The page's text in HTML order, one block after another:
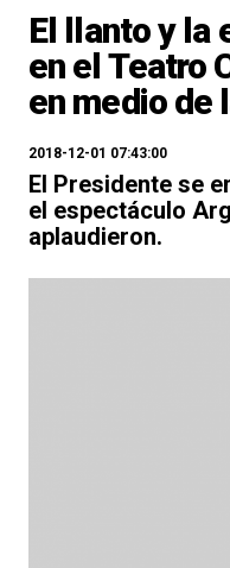
El llanto y la
en el Teatro
en medio de
2018-12-01 07:43:00
El Presidente se
el espectáculo
aplaudieron.